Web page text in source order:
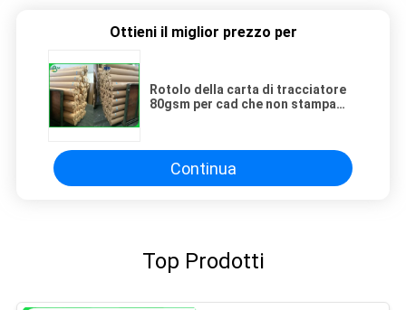
Ottieni il miglior prezzo per
Rotolo della carta di tracciatore
80gsm per cad che non stampa
Continua
Top Prodotti